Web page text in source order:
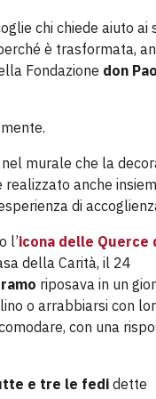
chi chiede aiuto ai
è trasformata,
Fondazione don
murale che la
anche
di
l’icona delle Querce
della Carità, il 24
riposava in un
o arrabbiarsi con
con una
e tre le fedi dette